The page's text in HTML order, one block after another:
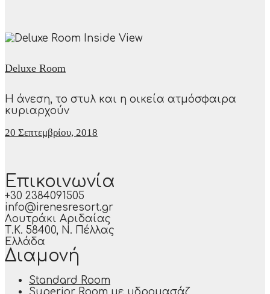
Deluxe Room
Η άνεση, το στυλ και η οικεία ατμόσφαιρα
κυριαρχούν
20 Σεπτεμβρίου, 2018
Επικοινωνία
+30 2384091505
info@irenesresort.gr
Λουτράκι Αριδαίας
Τ.Κ. 58400, Ν. Πέλλας
Ελλάδα
Διαμονή
Standard Room
Superior Room με υδρομασάζ